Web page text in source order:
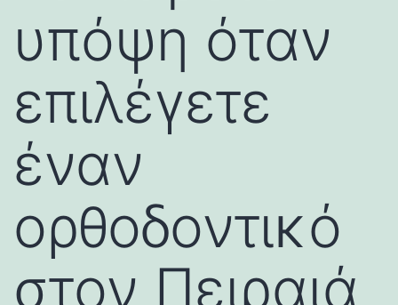
υπόψη όταν
επιλέγετε
έναν
ορθοδοντικό
στον Πειραιά